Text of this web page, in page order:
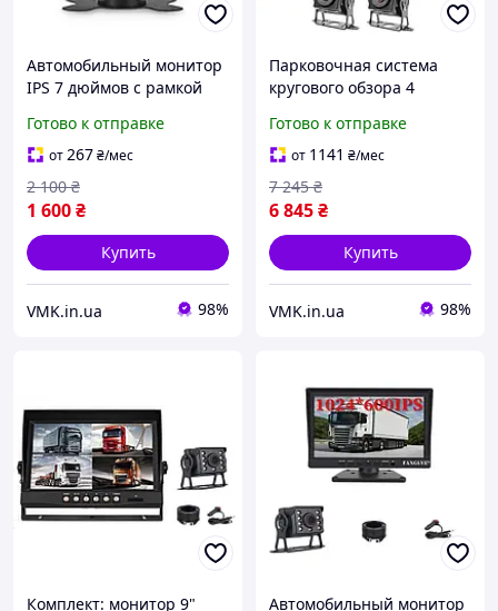
Автомобильный монитор
IPS 7 дюймов c рамкой
Готово к отправке
от267₴/мес
1 600₴
2 100 ₴
Купить
VMK.in.ua 98%
Парковочная система
кругового обзора 4
Большой транспорт
Готово к отправке
от 1141 ₴/мес
6 845₴
7 245 ₴
Купить
VMK.in.ua 98%
Комплект: монитор 9"
Автомобильный монитор